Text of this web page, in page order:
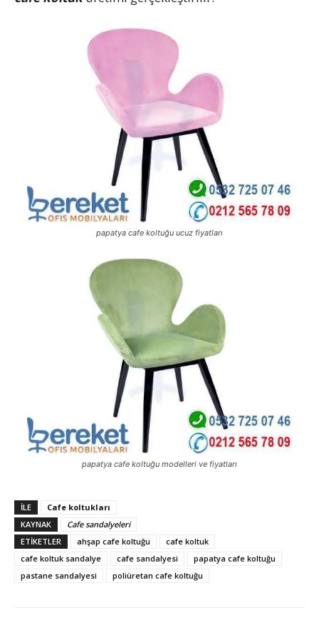
papatya cafe koltuğu ucuz fiyatları
papatya cafe koltuğu modelleri ve fiyatları
İLE
Cafe koltukları
KAYNAK
Cafe sandalyeleri
ETIKETLER
ahşap cafe koltuğu
cafe koltuk
cafe koltuk sandalye
cafe sandalyesi
papatya cafe koltuğu
pastane sandalyesi
poliüretan cafe koltuğu